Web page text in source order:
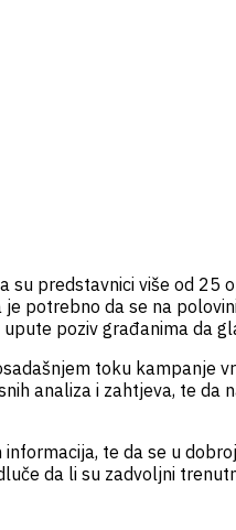
su predstavnici više od
potrebno da se na
poziv građanima da
toku kampanje
analiza i zahtjeva, te
te da se u
da li su zadvoljni